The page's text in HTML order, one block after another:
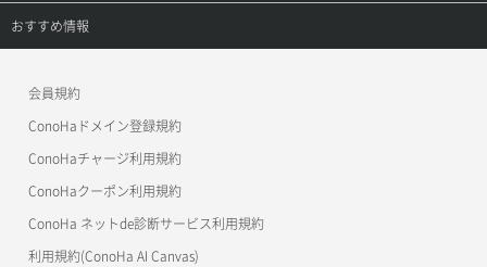
APIドキュメントVPS3.0
APIドキュメントVPS2.0
APIドキュメントVPS3.0
ご利用ガイド
サポートトップ
おすすめ情報
美雲このは徹底ガイド
会員規約
ConoHaドメイン登録規約
ConoHaチャージ利用規約
ConoHaクーポン利用規約
ConoHa ネットde診断サービス利用規約
利用規約(ConoHa AI Canvas)